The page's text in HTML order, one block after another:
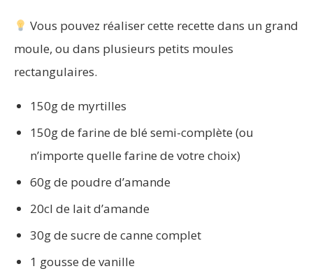
Vous pouvez réaliser cette recette dans un grand
moule, ou dans plusieurs petits moules
rectangulaires.
150g de myrtilles
150g de farine de blé semi-complète (ou
n’importe quelle farine de votre choix)
60g de poudre d’amande
20cl de lait d’amande
30g de sucre de canne complet
1 gousse de vanille